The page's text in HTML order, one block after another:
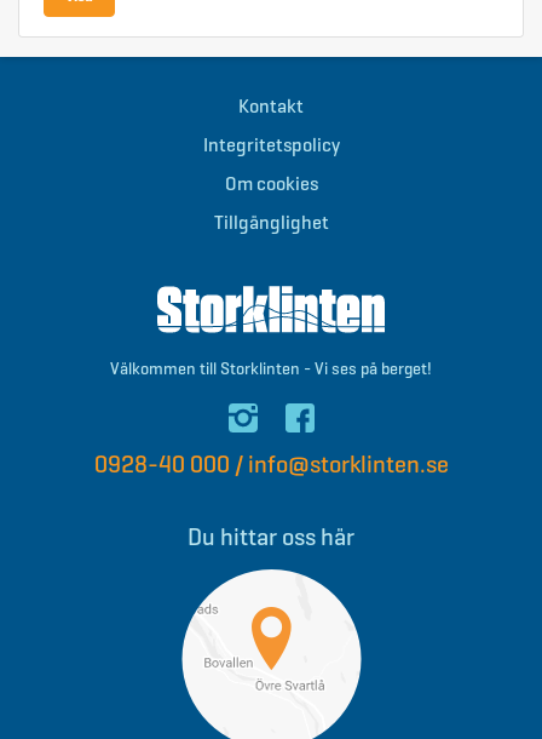
Kontakt
Integritetspolicy
Om cookies
Tillgänglighet
Välkommen till Storklinten - Vi ses på berget!
0928-40 000 / info@storklinten.se
Du hittar oss här